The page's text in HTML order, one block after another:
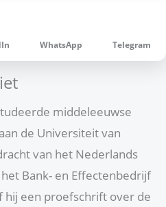
WhatsApp Telegram
middeleeuwse
de Universiteit van
van het Nederlands
Bank- en Effectenbedrijf
hij een proefschrift over de